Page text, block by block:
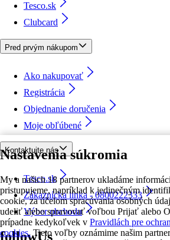
Nastavenia súkromia
My a našich 18 partnerov ukladáme
pristupujeme, napríklad k jedinečným
cookie, za účelom spracúvania osobných
udeliť alebo spravovať voľbou Prijať alebo
prípadne kedykoľvek v Pravidlách pre
cookies. Tieto voľby oznámime našim
Tesco.sk
Clubcard
Pred prvým nákupom
Ako nakupovať
Registrácia
Objednanie doručenia
Moje obľúbené
Kontaktujte nás
Tesco.sk
Zákaznícka linka - 0800222333
Výber obchodu
followUs